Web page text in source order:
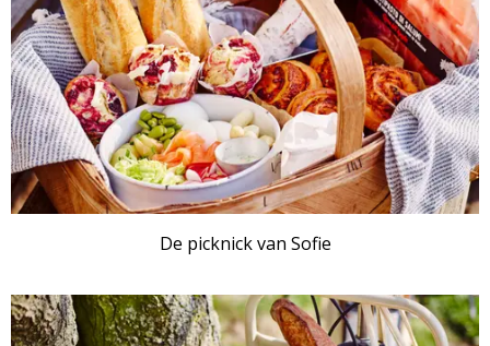
De picknick van Sofie